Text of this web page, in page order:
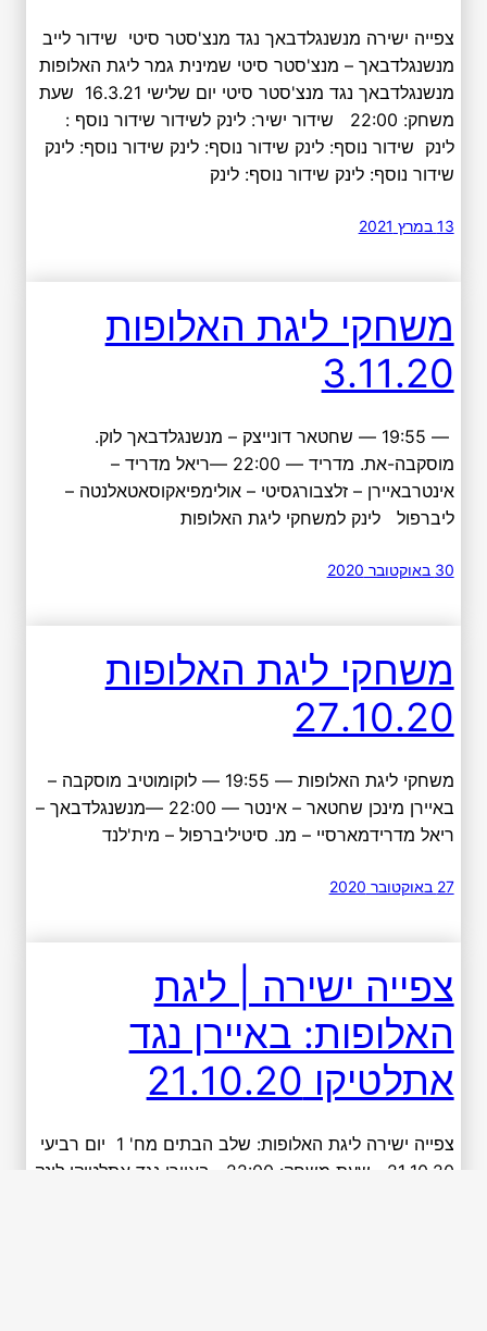
צפייה ישירה מנשנגלדבאך נגד מנצ'סטר סיטי שידור לייב
מנשנגלדבאך – מנצ'סטר סיטי שמינית גמר ליגת האלופות
מנשנגלדבאך נגד מנצ'סטר סיטי יום שלישי 16.3.21 שעת
משחק: 22:00 שידור ישיר: לינק לשידור שידור נוסף :
לינק שידור נוסף: לינק שידור נוסף: לינק שידור נוסף: לינק
שידור נוסף: לינק שידור נוסף: לינק
13 במרץ 2021
משחקי ליגת האלופות
3.11.20
— 19:55 — שחטאר דונייצק – מנשנגלדבאך לוק.
מוסקבה-את. מדריד — 22:00 —ריאל מדריד –
אינטרבאיירן – זלצבורגסיטי – אולימפיאקוסאטאלנטה –
ליברפול לינק למשחקי ליגת האלופות
30 באוקטובר 2020
משחקי ליגת האלופות
27.10.20
משחקי ליגת האלופות — 19:55 — לוקומוטיב מוסקבה –
באיירן מינכן שחטאר – אינטר — 22:00 —מנשנגלדבאך –
ריאל מדרידמארסיי – מנ. סיטיליברפול – מית'לנד
27 באוקטובר 2020
צפייה ישירה | ליגת
האלופות: באיירן נגד
אתלטיקו 21.10.20
צפייה ישירה ליגת האלופות: שלב הבתים מח' 1 יום רביעי
21.10.20 שעת משחק: 22:00 באיירן נגד אתלטיקו לינק